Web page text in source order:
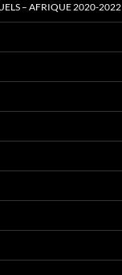
– AFRIQUE 2020-2022